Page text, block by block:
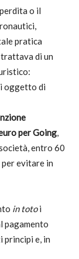
o il
pratica
di un
oggetto di
per Going,
entro 60
evitare in
in totoi
pagamento
principi e, in